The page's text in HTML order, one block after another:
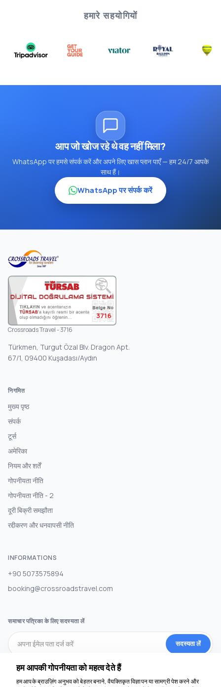
हमारे सहयोगियों
आप जो खोज रहे थे वह नहीं मिला?
WhatsApp पर हमसे संपर्क करें और अपने लिए खास प्लान पाएँ — हम 24/7 आपके
साथ हैं।
WhatsApp पर संपर्क करें
3716
Crossroads Travel - 3716
Türkmen, Turgut Özal Blv. Dragon Apt.
67/1, 09400 Kuşadası/Aydın
निगमित
मुख्य पृष्ठ
संपर्क
टूर्स
अमेरिका
नियम और शर्तें
गोपनीयता नीति
गोपनीयता नीति - 2
दूरी बिक्री समझौता
रद्दीकरण और धनवापसी नीति
INFORMATIONS
+90 5073575894
booking@crossroadstravel.com
समाचार पत्रिका के लिए सदस्यता लें
सदस्यता लें
सामाजिक मीडिया
हम आपकी गोपनीयता को महत्व देते हैं
हम आपके ब्राउज़िंग अनुभव को बेहतर बनाने, वैयक्तिकृत विज्ञापन या सामग्री पेश करने और